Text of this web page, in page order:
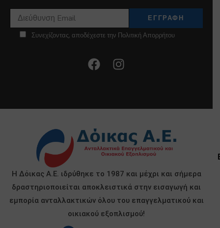
Συνεχίζοντας, αποδέχεστε την Πολιτική Απορρήτου
Η Δόικας Α.Ε. ιδρύθηκε το 1987 και μέχρι και σήμερα
δραστηριοποιείται αποκλειστικά στην εισαγωγή και
εμπορία ανταλλακτικών όλου του επαγγελματικού και
οικιακού εξοπλισμού!